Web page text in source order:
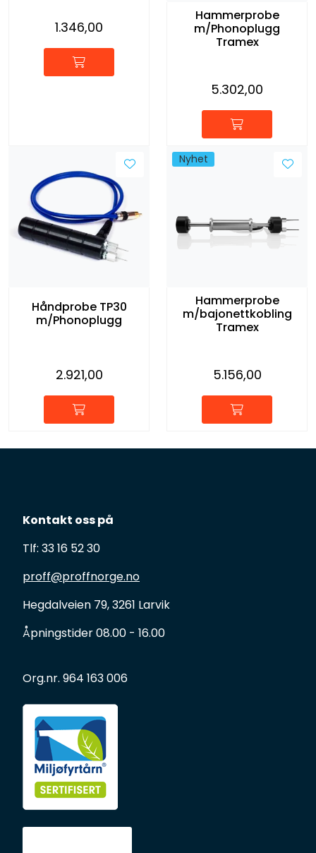
1.346,00
Hammerprobe
m/Phonoplugg
Tramex
5.302,00
Håndprobe TP30
m/Phonoplugg
2.921,00
Nyhet
Hammerprobe
m/bajonettkobling
Tramex
5.156,00
Kontakt oss på
Tlf: 33 16 52 30
proff@proffnorge.no
Hegdalveien 79, 3261 Larvik
Åpningstider 08.00 - 16.00
Org.nr. 964 163 006